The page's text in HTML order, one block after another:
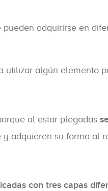
adquirirse en
utilizar algún elemento
al estar plegadas
adquieren su forma al
con tres capas